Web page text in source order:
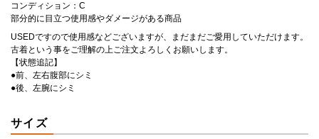
コンディション：C
部分的に目立つ使用感やダメージがある商品
USEDですので使用感などございますが、まだまだご愛用していただけます。
古着という事をご理解の上ご注文よろしくお願いします。
【状態追記】
●前、左右腹部にシミ
●後、左腕にシミ
サイズ